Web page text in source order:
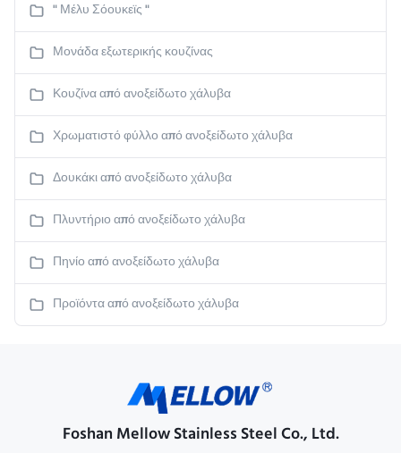
" Μέλυ Σόουκεϊς "
Μονάδα εξωτερικής κουζίνας
Κουζίνα από ανοξείδωτο χάλυβα
Χρωματιστό φύλλο από ανοξείδωτο χάλυβα
Δουκάκι από ανοξείδωτο χάλυβα
Πλυντήριο από ανοξείδωτο χάλυβα
Πηνίο από ανοξείδωτο χάλυβα
Προϊόντα από ανοξείδωτο χάλυβα
Foshan Mellow Stainless Steel Co., Ltd.